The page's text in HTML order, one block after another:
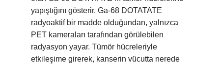
yapıştığını gösterir. Ga-68 DOTATATE
radyoaktif bir madde olduğundan, yalnızca
PET kameraları tarafından görülebilen
radyasyon yayar. Tümör hücreleriyle
etkileşime girerek, kanserin vücutta nerede